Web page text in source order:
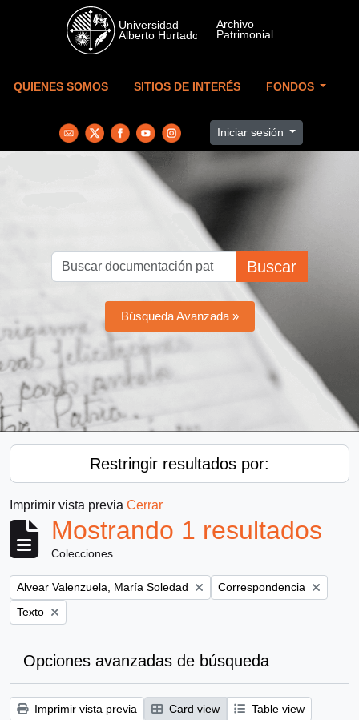
Skip to main content
QUIENES SOMOS SITIOS DE INTERÉS FONDOS
Iniciar sesión
Buscar
Búsqueda Avanzada »
Restringir resultados por:
Imprimir vista previa Cerrar
Mostrando 1 resultados
Colecciones
Remove filter:
Alvear Valenzuela, María Soledad Remove filter:
Correspondencia
Remove filter:
Texto
Opciones avanzadas de búsqueda
Imprimir vista previa Card view
Table view